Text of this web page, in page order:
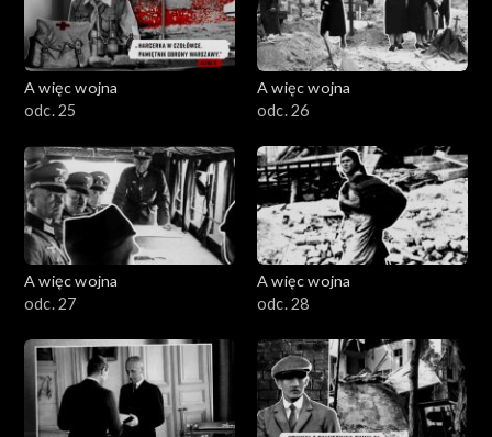
A więc wojna
odc. 25
A więc wojna
odc. 26
A więc wojna
odc. 27
A więc wojna
odc. 28